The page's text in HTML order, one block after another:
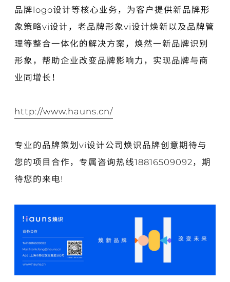
品牌logo设计等核心业务，为客户提供新品牌形
象策略vi设计，老品牌形象vi设计焕新以及品牌管
理等整合一体化的解决方案，焕然一新品牌识别
形象，帮助企业改变品牌影响力，实现品牌与商
业同增长！
http://www.hauns.cn/
专业的品牌策划vi设计公司焕识品牌创意期待与
您的项目合作，专属咨询热线18816509092，期
待您的来电!